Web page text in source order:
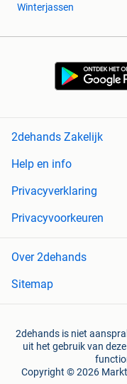
Winterjassen
2dehands Zakelijk
Help en info
Privacyverklaring
Privacyvoorkeuren
Over 2dehands
Sitemap
2dehands is niet
uit het gebruik van
Copyright © 2026